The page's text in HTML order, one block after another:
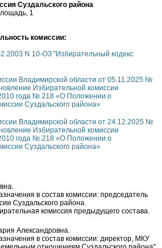
Суздальского района
1
комиссии:
N 10-ОЗ "Избирательный кодекс
Владимирской области от 05.11.2025 №
Избирательной комиссии
года № 218 «О Положении о
Суздальского района»
Владимирской области от 24.12.2025 №
Избирательной комиссии
года № 218 «О Положении о
Суздальского района»
в состав комиссии: председатель
Суздальского района.
комиссия предыдущего состава.
Александровна.
в состав комиссии: директор, МКУ